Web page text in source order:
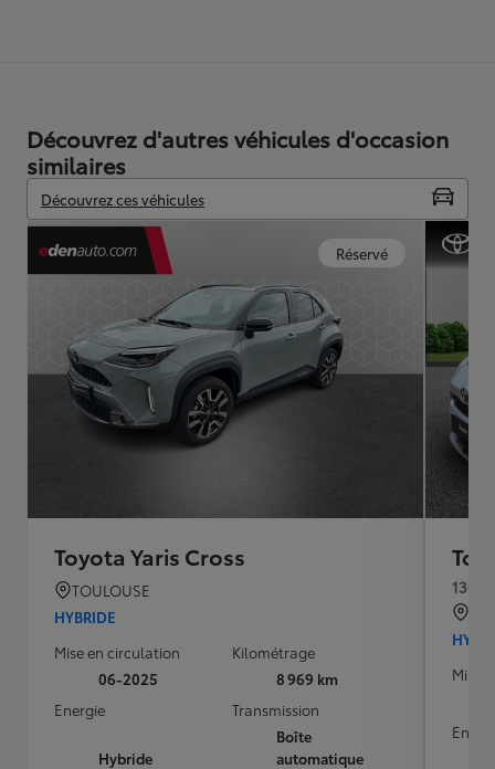
Découvrez d'autres véhicules d'occasion
similaires
Découvrez ces véhicules
Réservé
Toyota Yaris Cross
TOULOUSE
HYBRIDE
Mise en circulation
06-2025
Kilométrage
8 969 km
Energie
Hybride
Transmission
Boîte
automatique
130h
Mise